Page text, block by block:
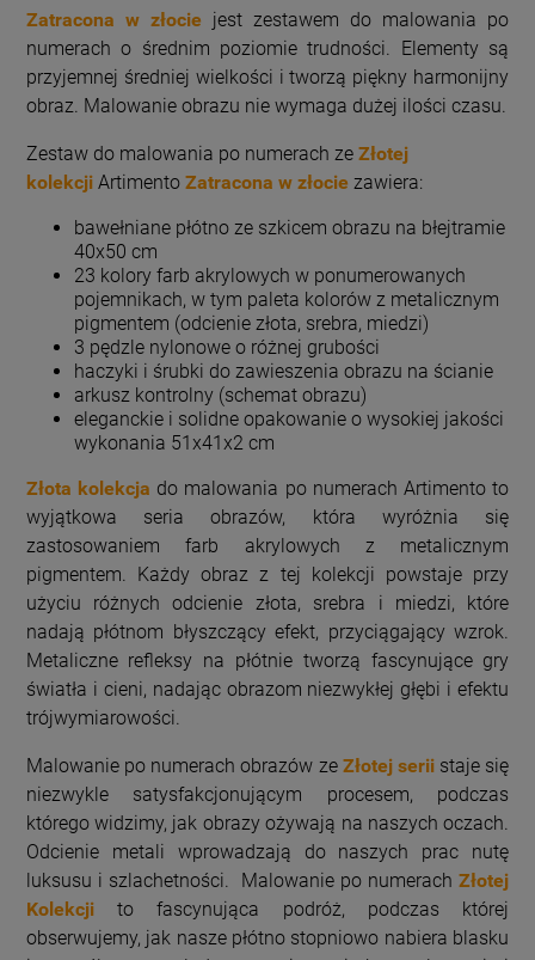
Zatracona w złocie jest zestawem do malowania po
numerach o średnim poziomie trudności. Elementy są
przyjemnej średniej wielkości i tworzą piękny harmonijny
obraz. Malowanie obrazu nie wymaga dużej ilości czasu.
Zestaw do malowania po numerach ze Złotej
kolekcji Artimento Zatracona w złocie zawiera:
bawełniane płótno ze szkicem obrazu na błejtramie
40x50 cm
23 kolory farb akrylowych w ponumerowanych
pojemnikach, w tym paleta kolorów z metalicznym
pigmentem (odcienie złota, srebra, miedzi)
3 pędzle nylonowe o różnej grubości
haczyki i śrubki do zawieszenia obrazu na ścianie
arkusz kontrolny (schemat obrazu)
eleganckie i solidne opakowanie o wysokiej jakości
wykonania 51x41x2 cm
Złota kolekcja do malowania po numerach Artimento to
wyjątkowa seria obrazów, która wyróżnia się
zastosowaniem farb akrylowych z metalicznym
pigmentem. Każdy obraz z tej kolekcji powstaje przy
użyciu różnych odcienie złota, srebra i miedzi, które
nadają płótnom błyszczący efekt, przyciągający wzrok.
Metaliczne refleksy na płótnie tworzą fascynujące gry
światła i cieni, nadając obrazom niezwykłej głębi i efektu
trójwymiarowości.
Malowanie po numerach obrazów ze Złotej seriistaje się
niezwykle satysfakcjonującym procesem, podczas
którego widzimy, jak obrazy ożywają na naszych oczach.
Odcienie metali wprowadzają do naszych prac nutę
luksusu i szlachetności.
Malowanie po numerachZłotej
Kolekcjito fascynująca podróż, podczas której
obserwujemy, jak nasze płótno stopniowo nabiera blasku